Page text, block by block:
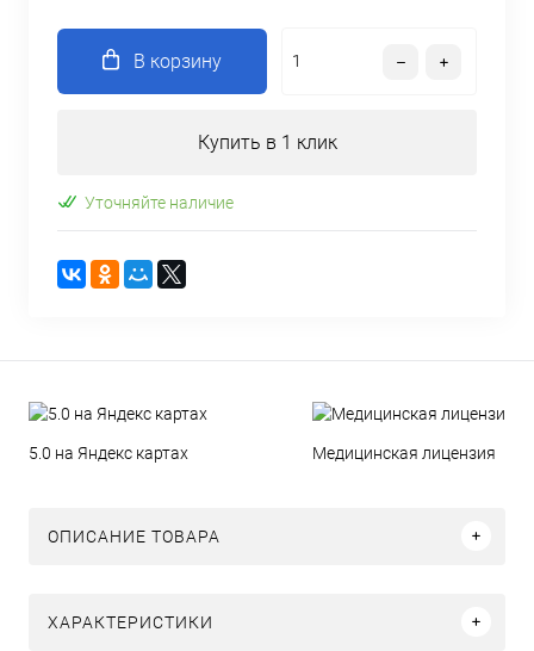
В корзину
Купить в 1 клик
Уточняйте наличие
5.0 на Яндекс картах Медицинская лицензия
ОПИСАНИЕ ТОВАРА
ХАРАКТЕРИСТИКИ